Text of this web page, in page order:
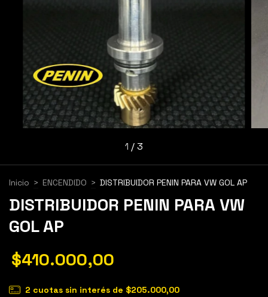
1 /3
Inicio > ENCENDIDO > DISTRIBUIDOR PENIN PARA VW GOL AP
DISTRIBUIDOR PENIN PARA VW
GOL AP
$410.000,00
2 cuotas sin interés de $205.000,00